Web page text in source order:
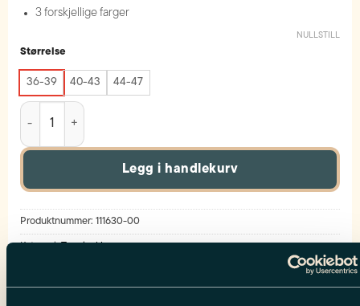
3 forskjellige farger
Størrelse
36-39 40-43 44-47
NULLSTILL
3-pack Tennis Sock // Spring Fling antall
Legg i handlekurv
Produktnummer: 111630-00
Kategori:Tennisokker